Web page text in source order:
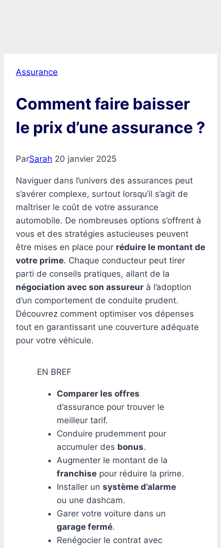
Assurance
Comment faire baisser
le prix d’une assurance ?
ParSarah 20 janvier 2025
Naviguer dans l’univers des assurances peut
s’avérer complexe, surtout lorsqu’il s’agit de
maîtriser le coût de votre assurance
automobile. De nombreuses options s’offrent à
vous et des stratégies astucieuses peuvent
être mises en place pour réduire le montant de
votre prime. Chaque conducteur peut tirer
parti de conseils pratiques, allant de la
négociation avec son assureur à l’adoption
d’un comportement de conduite prudent.
Découvrez comment optimiser vos dépenses
tout en garantissant une couverture adéquate
pour votre véhicule.
EN BREF
Comparer les offres
d’assurance pour trouver le
meilleur tarif.
Conduire prudemment pour
accumuler des bonus.
Augmenter le montant de la
franchise pour réduire la prime.
Installer un système d’alarme
ou une dashcam.
Garer votre voiture dans un
garage fermé.
Renégocier le contrat avec